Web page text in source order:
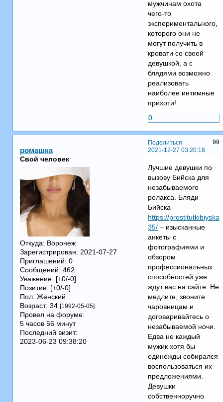
мужчинам охота
чего-то
экспериментального,
которого они не
могут получить в
кровати со своей
девушкой, а с
блядями возможно
реализовать
наиболее интимные
прихоти!
0
Поделиться
99
2021-12-27 03:20:18
ромашка
Свой человек
Откуда: Воронеж
Зарегистрирован: 2021-07-27
Приглашений: 0
Сообщений: 462
Уважение: [+0/-0]
Позитив: [+0/-0]
Пол: Женский
Возраст: 34 [1992-05-05]
Провел на форуме:
5 часов 56 минут
Последний визит:
2023-06-23 09:38:20
Лучшие девушки по
вызову Бийска для
незабываемого
релакса. Бляди
Бийска
https://
35/ – изысканные
анкеты с
фотографиями и
обзором
профессиональных
способностей уже
ждут вас на сайте. Не
медлите, звоните
чаровницам и
договаривайтесь о
незабываемой ночи.
Едва не каждый
мужик хотя бы
единожды собирался
воспользоваться их
предложениями.
Девушки
собственноручно